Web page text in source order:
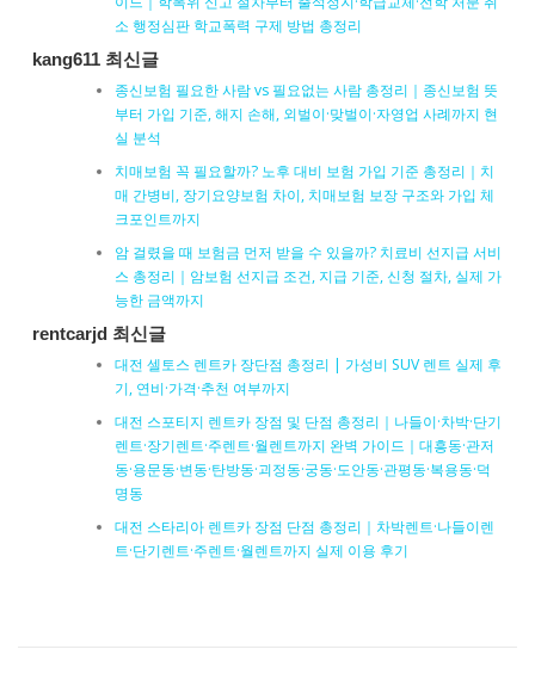
소 행정심판 학교폭력 구제 방법 총정리
kang611 최신글
종신보험 필요한 사람 vs 필요없는 사람 총정리｜종신보험 뜻
부터 가입 기준, 해지 손해, 외벌이·맞벌이·자영업 사례까지 현
실 분석
치매보험 꼭 필요할까? 노후 대비 보험 가입 기준 총정리｜치
매 간병비, 장기요양보험 차이, 치매보험 보장 구조와 가입 체
크포인트까지
암 걸렸을 때 보험금 먼저 받을 수 있을까? 치료비 선지급 서비
스 총정리｜암보험 선지급 조건, 지급 기준, 신청 절차, 실제 가
능한 금액까지
rentcarjd 최신글
대전 셀토스 렌트카 장단점 총정리 | 가성비 SUV 렌트 실제 후
기, 연비·가격·추천 여부까지
대전 스포티지 렌트카 장점 및 단점 총정리｜나들이·차박·단기
렌트·장기렌트·주렌트·월렌트까지 완벽 가이드｜대흥동·관저
동·용문동·변동·탄방동·괴정동·궁동·도안동·관평동·복용동·덕
명동
대전 스타리아 렌트카 장점 단점 총정리｜차박렌트·나들이렌
트·단기렌트·주렌트·월렌트까지 실제 이용 후기